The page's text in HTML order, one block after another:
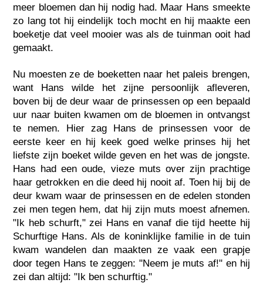
meer bloemen dan hij nodig had. Maar Hans smeekte
zo lang tot hij eindelijk toch mocht en hij maakte een
boeketje dat veel mooier was als de tuinman ooit had
gemaakt.
Nu moesten ze de boeketten naar het paleis brengen,
want Hans wilde het zijne persoonlijk afleveren,
boven bij de deur waar de prinsessen op een bepaald
uur naar buiten kwamen om de bloemen in ontvangst
te nemen. Hier zag Hans de prinsessen voor de
eerste keer en hij keek goed welke prinses hij het
liefste zijn boeket wilde geven en het was de jongste.
Hans had een oude, vieze muts over zijn prachtige
haar getrokken en die deed hij nooit af. Toen hij bij de
deur kwam waar de prinsessen en de edelen stonden
zei men tegen hem, dat hij zijn muts moest afnemen.
"Ik heb schurft," zei Hans en vanaf die tijd heette hij
Schurftige Hans. Als de koninklijke familie in de tuin
kwam wandelen dan maakten ze vaak een grapje
door tegen Hans te zeggen: "Neem je muts af!" en hij
zei dan altijd: "Ik ben schurftig."